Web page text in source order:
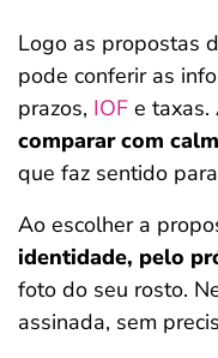
Logo as propostas
pode conferir as
prazos, IOF e taxas.
comparar com
que faz sentido
Ao escolher a
identidade, pelo
foto do seu rosto.
assinada, sem